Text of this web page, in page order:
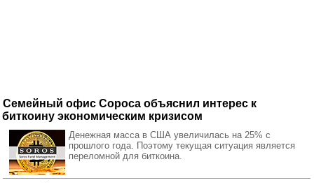
Семейный офис Сороса объяснил интерес к
биткоину экономическим кризисом
Денежная масса в США увеличилась на 25% с
прошлого года. Поэтому текущая ситуация является
переломной для биткоина.